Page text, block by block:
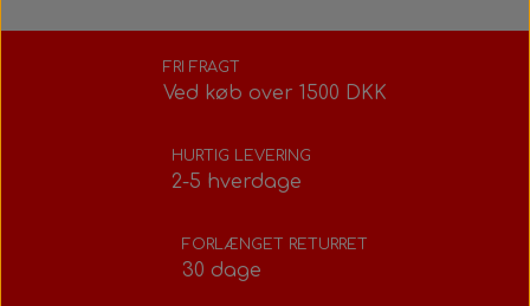
FRI FRAGT
Ved køb over 1500 DKK
HURTIG LEVERING
2-5 hverdage
FORLÆNGET RETURRET
30 dage